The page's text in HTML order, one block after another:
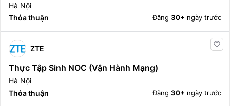
Hà Nội
Thỏa thuận
Đăng 30+ ngày trước
ZTE
Thực Tập Sinh NOC (Vận Hành Mạng)
Hà Nội
Thỏa thuận
Đăng 30+ ngày trước